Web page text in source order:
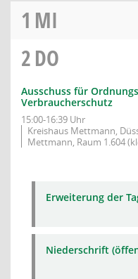
1 MI
2DO
Ausschuss für
Verbraucherschutz
15:00-16:39 Uhr
Kreishaus Mettmann,
Mettmann, Raum 1.604
Erweiterung der
Niederschrift